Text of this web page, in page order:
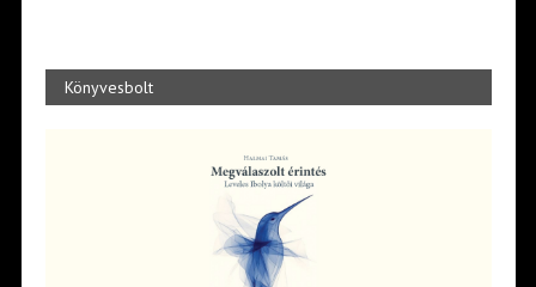
Könyvesbolt